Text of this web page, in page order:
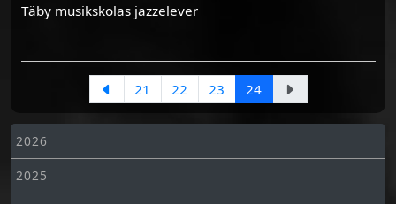
Täby musikskolas jazzelever
21 22 23 24
2026
2025